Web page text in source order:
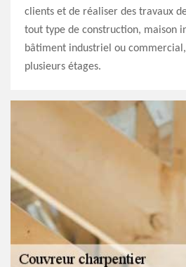
clients et de réaliser des travaux
tout type de construction, maison
bâtiment industriel ou
plusieurs étages.